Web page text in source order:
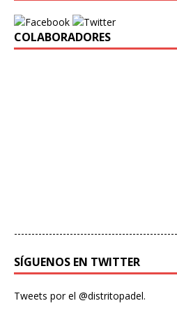
COLABORADORES
SÍGUENOS EN TWITTER
Tweets por el @distritopadel.